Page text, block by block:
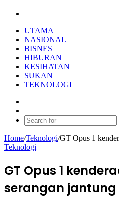
UTAMA
NASIONAL
BISNES
HIBURAN
KESIHATAN
SUKAN
TEKNOLOGI
skin
Home/Teknologi/GT Opus 1
Teknologi
GT Opus 1
serangan jantung